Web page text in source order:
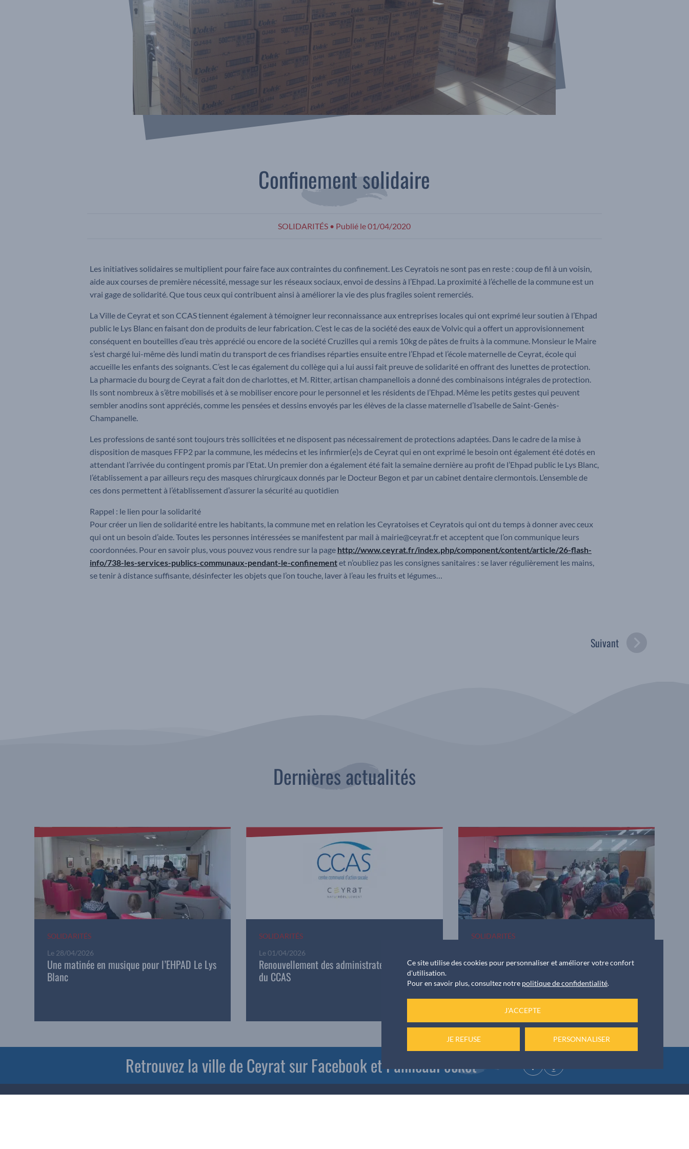
Confinement solidaire
SOLIDARITÉS • Publié le01/04/2020
Les initiatives solidaires se multiplient pour faire face aux contraintes du confinement. Les Ceyratois ne sont pas en reste : coup de fil à un voisin,
aide aux courses de première nécessité, message sur les réseaux sociaux, envoi de dessins à l’Ehpad. La proximité à l’échelle de la commune est un
vrai gage de solidarité. Que tous ceux qui contribuent ainsi à améliorer la vie des plus fragiles soient remerciés.
La Ville de Ceyrat et son CCAS tiennent également à témoigner leur reconnaissance aux entreprises locales qui ont exprimé leur soutien à l’Ehpad
public le Lys Blanc en faisant don de produits de leur fabrication. C’est le cas de la société des eaux de Volvic qui a offert un approvisionnement
conséquent en bouteilles d’eau très apprécié ou encore de la société Cruzilles qui a remis 10kg de pâtes de fruits à la commune. Monsieur le Maire
s’est chargé lui-même dès lundi matin du transport de ces friandises réparties ensuite entre l’Ehpad et l’école maternelle de Ceyrat, école qui
accueille les enfants des soignants. C’est le cas également du collège qui a lui aussi fait preuve de solidarité en offrant des lunettes de protection.
La pharmacie du bourg de Ceyrat a fait don de charlottes, et M. Ritter, artisan champanellois a donné des combinaisons intégrales de protection.
Ils sont nombreux à s’être mobilisés et à se mobiliser encore pour le personnel et les résidents de l’Ehpad. Même les petits gestes qui peuvent
sembler anodins sont appréciés, comme les pensées et dessins envoyés par les élèves de la classe maternelle d’Isabelle de Saint-Genès-
Champanelle.
Les professions de santé sont toujours très sollicitées et ne disposent pas nécessairement de protections adaptées. Dans le cadre de la mise à
disposition de masques FFP2 par la commune, les médecins et les infirmier(e)s de Ceyrat qui en ont exprimé le besoin ont également été dotés en
attendant l’arrivée du contingent promis par l’Etat. Un premier don a également été fait la semaine dernière au profit de l’Ehpad public le Lys Blanc,
l’établissement a par ailleurs reçu des masques chirurgicaux donnés par le Docteur Begon et par un cabinet dentaire clermontois. L’ensemble de
ces dons permettent à l’établissement d’assurer la sécurité au quotidien
Rappel : le lien pour la solidarité
Pour créer un lien de solidarité entre les habitants, la commune met en relation les Ceyratoises et Ceyratois qui ont du temps à donner avec ceux
qui ont un besoin d’aide. Toutes les personnes intéressées se manifestent par mail à mairie@ceyrat.fr et acceptent que l’on communique leurs
coordonnées. Pour en savoir plus, vous pouvez vous rendre sur la page http://www.ceyrat.fr/index.php/component/content/article/26-flash-
info/738-les-services-publics-communaux-pendant-le-confinementet n’oubliez pas les consignes sanitaires : se laver régulièrement les mains,
se tenir à distance suffisante, désinfecter les objets que l’on touche, laver à l’eau les fruits et légumes…
Suivant
Dernières actualités
SOLIDARITÉS
Le 28/04/2026
Une matinée en musique pour l’EHPAD Le Lys
Blanc
SOLIDARITÉS
Le01/04/2026
Renouvellement des administrateurs nommés
du CCAS
SOLIDARITÉS
Un après-midi en musique pour les seniors
Retrouvez la ville de Ceyrat sur Facebook et PanneauPocket
Ce site utilise des cookies pour personnaliser et améliorer votre confort
d'utilisation.
Pour en savoir plus, consultez notre politique de confidentialité.
J'ACCEPTE
JE REFUSE PERSONNALISER